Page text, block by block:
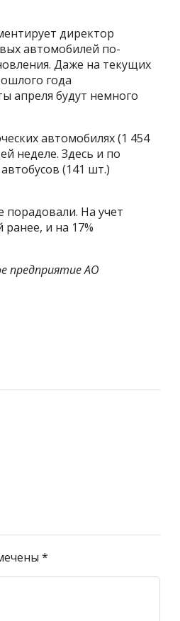
директор
автомобилей по-
Даже на текущих
года
апреля будут немного
автомобилях (1 454
неделе. Здесь и по
(141 шт.)
На учет
и на 17%
предприятие АО
*